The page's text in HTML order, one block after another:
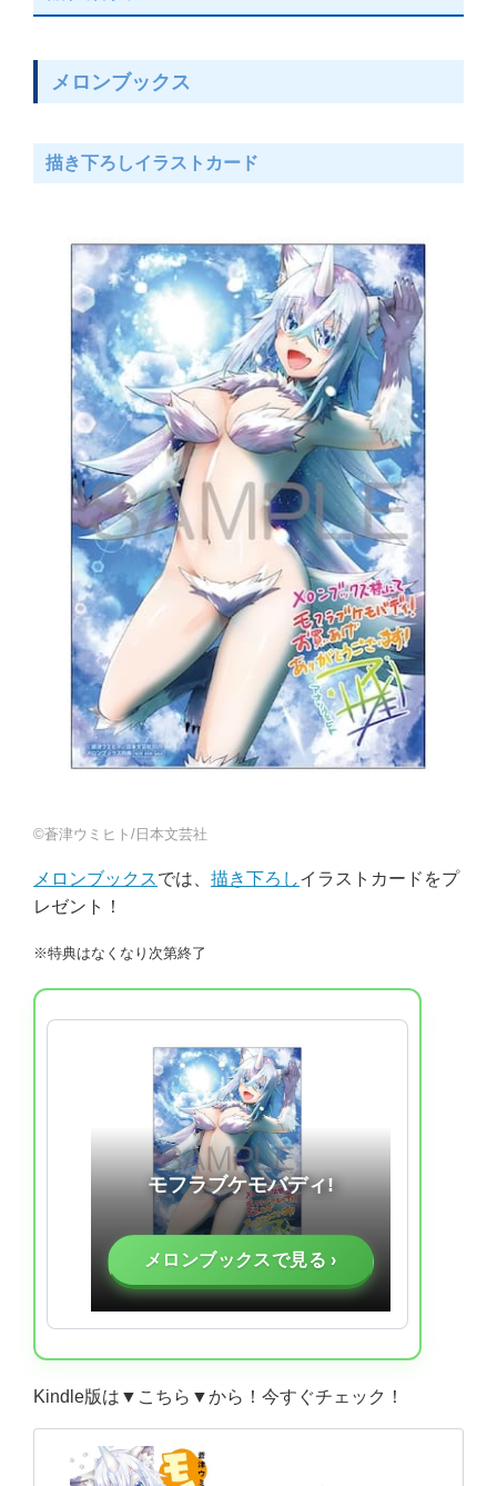
メロンブックス
描き下ろしイラストカード
©蒼津ウミヒト/日本文芸社
メロンブックスでは、 描き下ろしイラストカードをプ
レゼント！
※特典はなくなり次第終了
モフラブケモバディ!
メロンブックスで見る ›
Kindle版は ▼ こちら ▼から！今すぐチェック！